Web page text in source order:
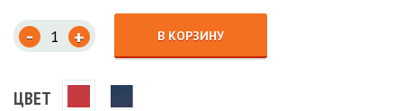
- + В КОРЗИНУ
ЦВЕТ